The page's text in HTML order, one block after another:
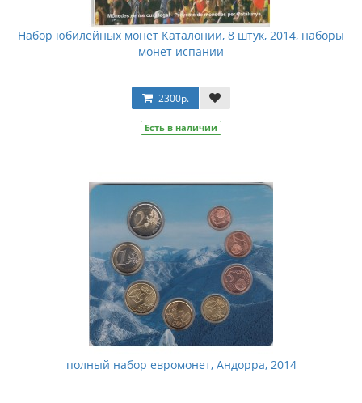
Набор юбилейных монет Каталонии, 8 штук, 2014, наборы
монет испании
2300р.
Есть в наличии
полный набор евромонет, Андорра, 2014